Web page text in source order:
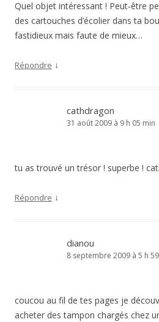
Quel objet intéressant ! Peut-être
des cartouches d’écolier dans ta
fastidieux mais faute de mieux…
Répondre ↓
cathdragon
31 août 2009 à 9 h 05 min
tu as trouvé un trésor ! superbe !
Répondre ↓
dianou
8 septembre 2009 à 5 h
coucou au fil de tes pages je
acheter des tampon chargés chez